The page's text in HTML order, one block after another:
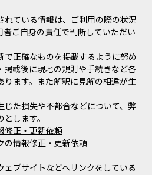
れている情報は、ご利用の際の状況
者ご自身の責任で判断していただい
で正確なものを掲載するように努め
掲載後に現地の規則や手続きなど各
ます。また解釈に見解の相違が生
じた損失や不都合などについて、弊
します。
修正・更新依頼
の情報修正・更新依頼
ェブサイトなどへリンクをしている